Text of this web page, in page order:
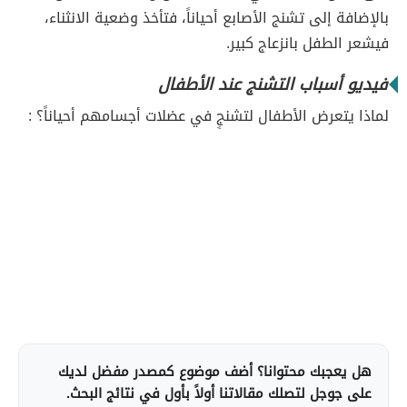
بالإضافة إلى تشنج الأصابع أحياناً، فتأخذ وضعية الانثناء،
فيشعر الطفل بانزعاج كبير.
فيديو أسباب التشنج عند الأطفال
لماذا يتعرض الأطفال لتشنجٍ في عضلات أجسامهم أحياناً؟ :
هل يعجبك محتوانا؟ أضف موضوع كمصدر مفضل لديك
على جوجل لتصلك مقالاتنا أولاً بأول في نتائج البحث.